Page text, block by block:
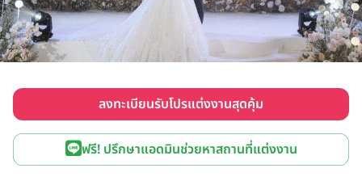
ลงทะเบียนรับโปรแต่งงานสุดคุ้ม
ฟรี! ปรึกษาแอดมินช่วยหาสถานที่แต่งงาน